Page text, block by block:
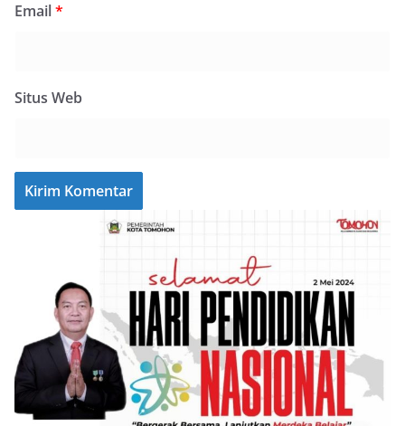
Email*
Situs Web